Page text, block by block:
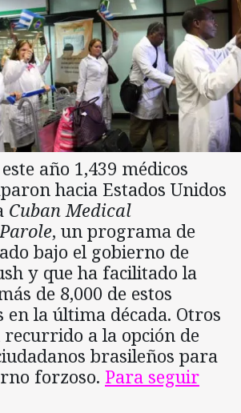
año 1,439 médicos
hacia Estados Unidos
Cuban Medical
, un programa de
bajo el gobierno de
y que ha facilitado la
de 8,000 de estos
en la última década. Otros
recurrido a la opción de
brasileños para
forzoso. Para seguir